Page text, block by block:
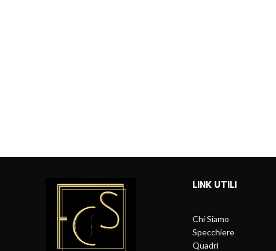
LINK UTILI
Chi Siamo
Specchiere
Quadri